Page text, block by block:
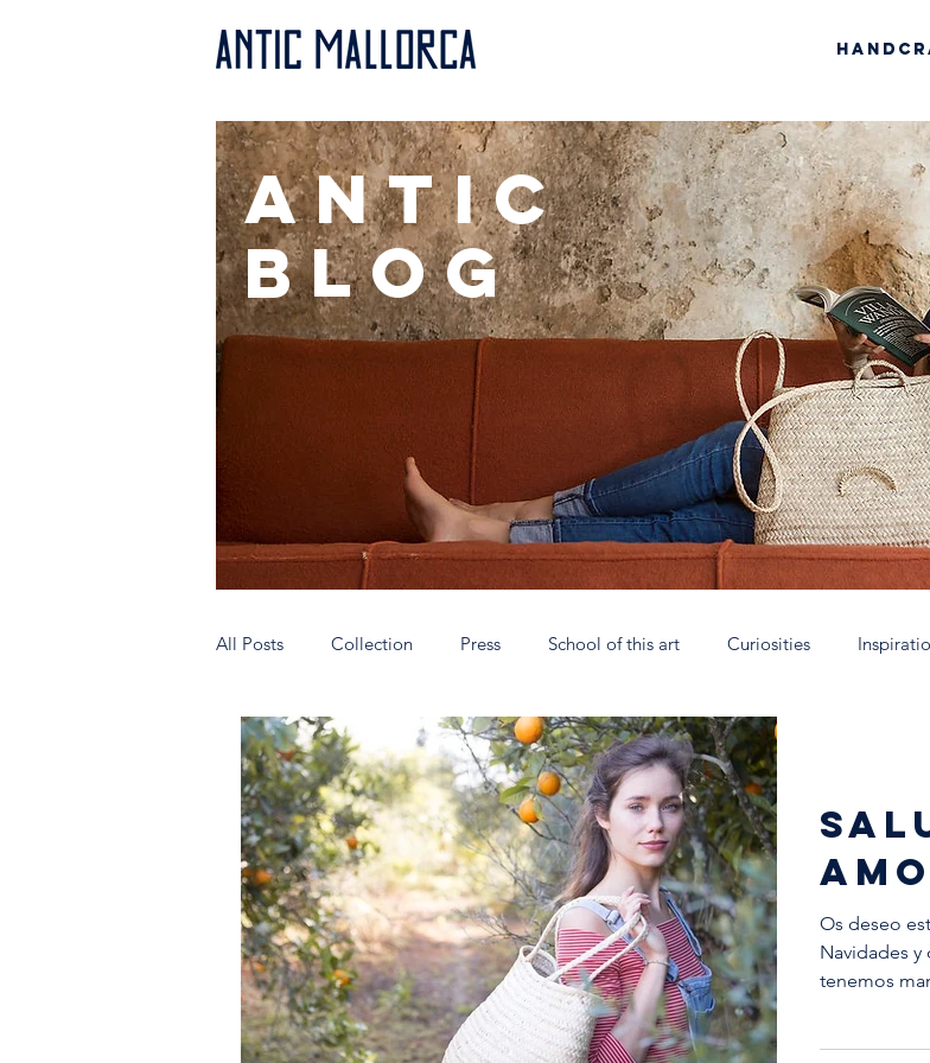
antic
BLOG
All Posts Collection Press School of this art Curiosities
Authentic people wear AnticMallorca Talleres Nómadas Mallorca
Very special shops Hecho en España Soy Antic Xtant 2021 La
Os deseo
Navidades y
tenemos